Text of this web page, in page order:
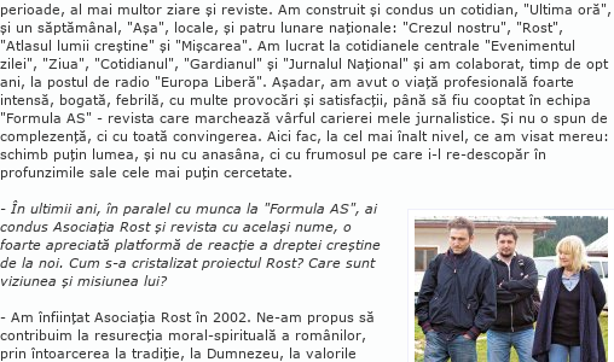
perioade, al mai multor ziare şi reviste. Am construit şi condus un cotidian, "Ultima oră",
şi un săptămânal, "Aşa", lo­cale, şi patru lunare naţionale: "Crezul nostru", "Rost",
"Atlasul lumii creştine" şi "Mişcarea". Am lucrat la cotidianele centrale "Eve­nimentul
zilei", "Ziua", "Co­tidianul", "Gardianul" şi "Jurnalul Naţional" şi am co­laborat, timp de opt
ani, la postul de radio "Europa Liberă". Aşadar, am avut o viaţă profesională foarte
intensă, bogată, febrilă, cu multe provocări şi satis­facţii, până să fiu cooptat în echipa
"Formula AS" - revista care marchează vârful carierei mele jurnalis­tice. Şi nu o spun de
complezenţă, ci cu toată convin­gerea. Aici fac, la cel mai înalt nivel, ce am visat me­reu:
schimb puţin lumea, şi nu cu anasâna, ci cu fru­mosul pe care i-l re-descopăr în
profunzimile sale cele mai puţin cercetate.
- În ultimii ani, în paralel cu munca la "Formula AS", ai
condus Asociaţia Rost şi revista cu acelaşi nu­me, o
foarte apreciată platformă de reacţie a drep­tei creştine
de la noi. Cum s-a cristalizat proiec­tul Rost? Care sunt
viziunea şi misiunea lui?
- Am înfiinţat Asociaţia Rost în 2002. Ne-am propus să
contri­buim la resurecţia moral-spirituală a românilor,
prin întoarcerea la tradiţie, la Dumne­zeu, la valorile